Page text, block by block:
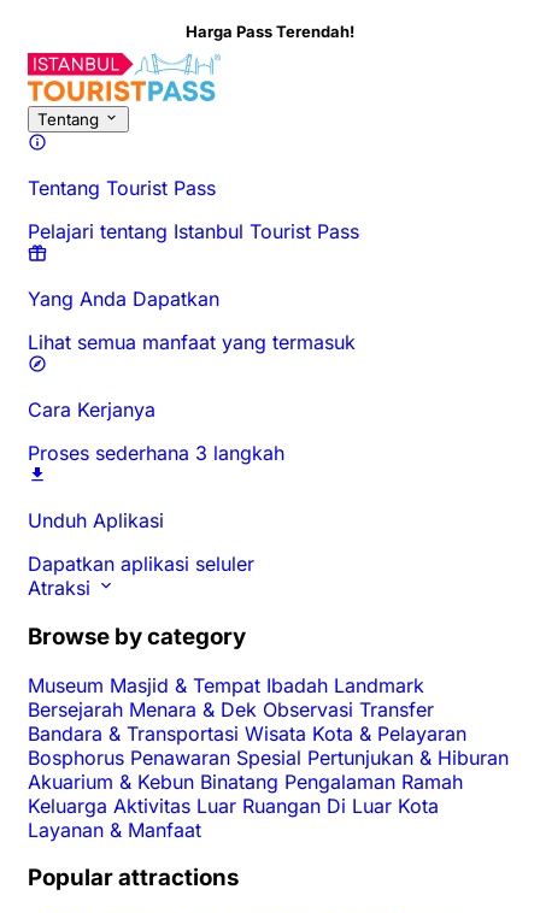
Harga Pass Terendah!
Tentang
Tentang Tourist Pass
Pelajari tentang Istanbul Tourist Pass
Yang Anda Dapatkan
Lihat semua manfaat yang termasuk
Cara Kerjanya
Proses sederhana 3 langkah
Unduh Aplikasi
Dapatkan aplikasi seluler
Atraksi
Browse by category
Museum Masjid & Tempat Ibadah Landmark
Bersejarah Menara & Dek Observasi Transfer
Bandara & Transportasi Wisata Kota & Pelayaran
Bosphorus Penawaran Spesial Pertunjukan & Hiburan
Akuarium & Kebun Binatang Pengalaman Ramah
Keluarga Aktivitas Luar Ruangan Di Luar Kota
Layanan & Manfaat
Popular attractions
Tentang Aktivitas Ini Ikhtisar Waktu & Durasi